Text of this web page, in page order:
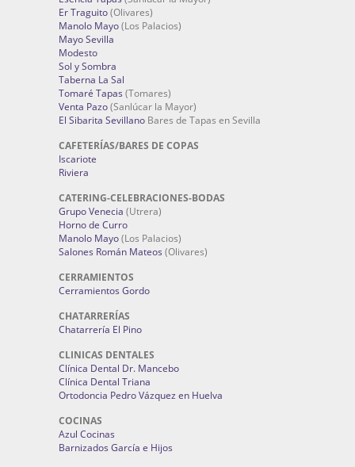
Er Traguito(Olivares)
Manolo Mayo(Los Palacios)
Mayo Sevilla
Modesto
Sol y Sombra
Taberna La Sal
Tomaré Tapas (Tomares)
Venta Pazo(Sanlúcar la Mayor)
El Sibarita Sevillano Bares de Tapas en Sevilla
CAFETERÍAS/BARES DE COPAS
Iscariote
Riviera
CATERING-CELEBRACIONES-BODAS
Grupo Venecia (Utrera)
Horno de Curro
Manolo Mayo(Los Palacios)
Salones Román Mateos (Olivares)
CERRAMIENTOS
Cerramientos Gordo
CHATARRERÍAS
Chatarrería El Pino
CLINICAS DENTALES
Clínica Dental Dr. Mancebo
Clínica Dental Triana
Ortodoncia Pedro Vázquez en Huelva
COCINAS
Azul Cocinas
Barnizados García e Hijos